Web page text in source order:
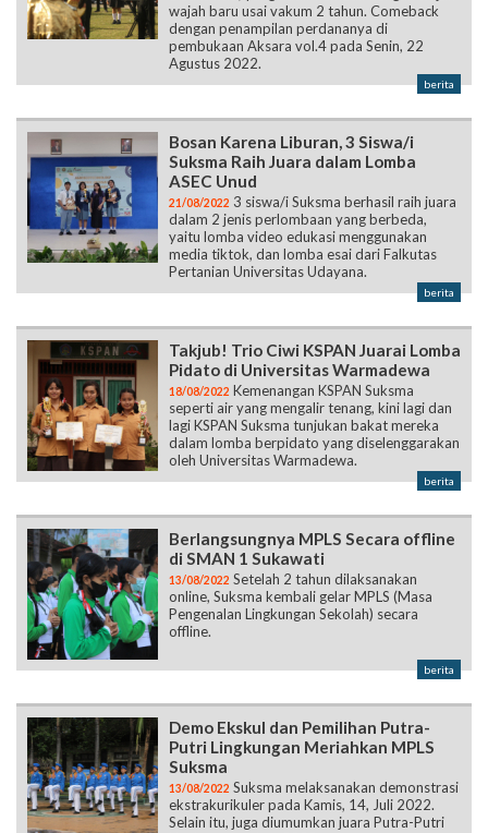
berita
Bosan Karena Liburan, 3 Siswa/i
Suksma Raih Juara dalam Lomba
dalam 2 jenis perlombaan yang berbeda,
yaitu lomba video edukasi menggunakan
media tiktok, dan lomba esai dari Falkutas
Pertanian Universitas Udayana.
Takjub! Trio Ciwi KSPAN Juarai Lomba
Pidato di Universitas Warmadewa
seperti air yang mengalir tenang, kini lagi dan
lagi KSPAN Suksma tunjukan bakat mereka
dalam lomba berpidato yang diselenggarakan
oleh Universitas Warmadewa.
berita
Berlangsungnya MPLS Secara offline
di SMAN 1 Sukawati
online, Suksma kembali gelar MPLS (Masa
Pengenalan Lingkungan Sekolah) secara
offline.
berita
Putri Lingkungan Meriahkan MPLS
ekstrakurikuler pada Kamis, 14, Juli 2022.
Selain itu, juga diumumkan juara Putra-Putri
Lingkungan tahun 2022.
berita